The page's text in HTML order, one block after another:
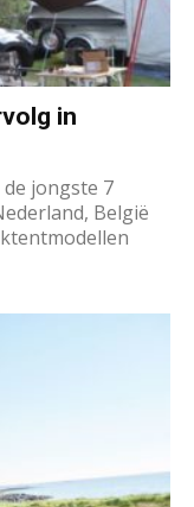
in
de jongste 7
België